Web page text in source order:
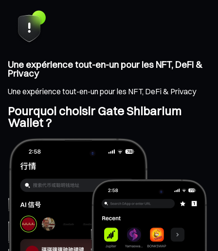
Une expérience tout-en-un pour les NFT, DeFi &
Privacy
Une expérience tout-en-un pour les NFT, DeFi & Privacy
Pourquoi choisir Gate Shibarium
Wallet ?